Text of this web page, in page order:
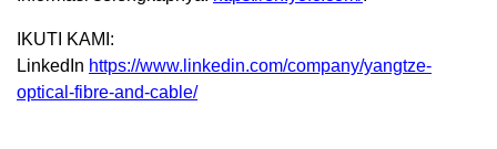
IKUTI KAMI:
LinkedIn https://www.linkedin.com/company/yangtze-
optical-fibre-and-cable/